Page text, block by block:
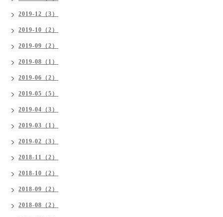
2019-12（3）
2019-10（2）
2019-09（2）
2019-08（1）
2019-06（2）
2019-05（5）
2019-04（3）
2019-03（1）
2019-02（3）
2018-11（2）
2018-10（2）
2018-09（2）
2018-08（2）